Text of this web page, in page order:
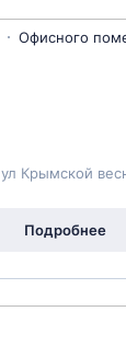
Офисного
ул Крымской
Подробнее